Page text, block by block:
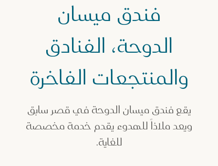
أماكن الإقامة في قطرفندق ميسان
الدوحة، الفنادق
والمنتجعات الفاخرة
يقع فندق ميسان الدوحة في قصر سابق
ويعد ملاذاً للهدوء يقدم خدمة مخصصة
للغاية.